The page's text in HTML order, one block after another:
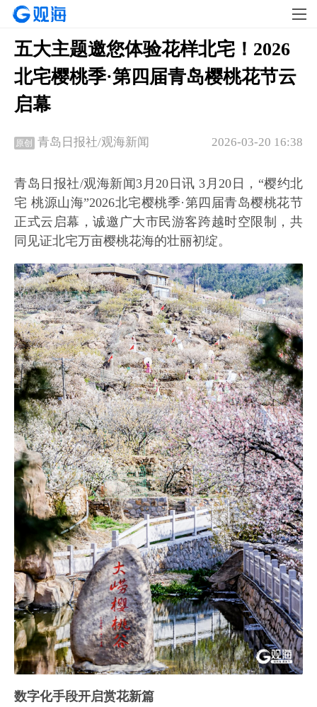
五大主题邀您体验花样北宅！2026
北宅樱桃季·第四届青岛樱桃花节云
启幕
原创 2026-03-20 16:38
青岛日报社/观海新闻
青岛日报社/观海新闻3月20日讯 3月20日，“樱约北
宅 桃源山海”2026北宅樱桃季·第四届青岛樱桃花节
正式云启幕，诚邀广大市民游客跨越时空限制，共
同见证北宅万亩樱桃花海的壮丽初绽。
数字化手段开启赏花新篇